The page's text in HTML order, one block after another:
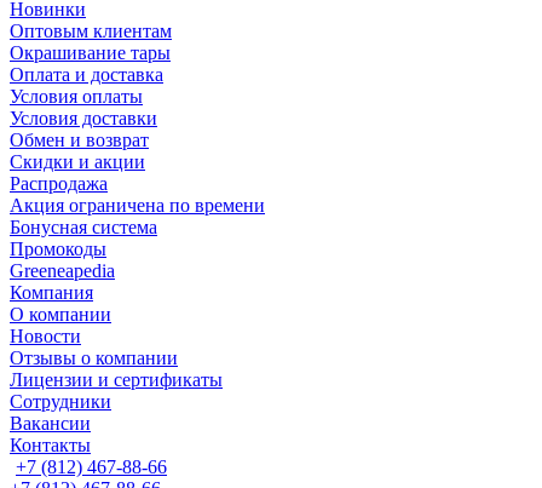
Новинки
Оптовым клиентам
Окрашивание тары
Оплата и доставка
Условия оплаты
Условия доставки
Обмен и возврат
Скидки и акции
Распродажа
Акция ограничена по времени
Бонусная система
Промокоды
Greeneapedia
Компания
О компании
Новости
Отзывы о компании
Лицензии и сертификаты
Сотрудники
Вакансии
Контакты
+7 (812) 467-88-66